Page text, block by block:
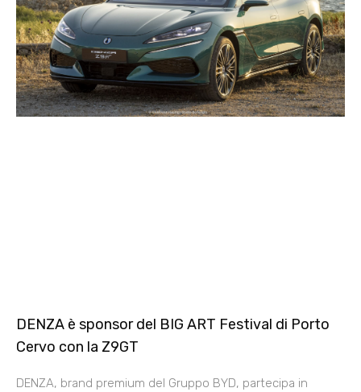
DENZA è sponsor del BIG ART Festival di Porto
Cervo con la Z9GT
DENZA, brand premium del Gruppo BYD, partecipa in